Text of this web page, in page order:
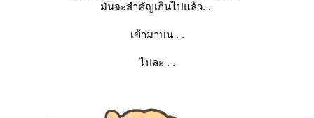
มันจะสำคัญเกินไปแล้ว. .
เข้ามาบ่น . .
ไปละ . .